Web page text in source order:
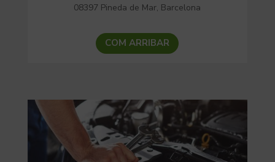
08397 Pineda de Mar, Barcelona
COM ARRIBAR